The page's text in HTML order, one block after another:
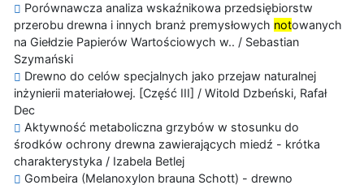
Porównawcza analiza wskaźnikowa przedsiębiorstw
przerobu drewna i innych branż premysłowych notowanych
na Giełdzie Papierów Wartościowych w.. / Sebastian
Szymański
Drewno do celów specjalnych jako przejaw naturalnej
inżynierii materiałowej. [Część III] / Witold Dzbeński, Rafał
Dec
Aktywność metaboliczna grzybów w stosunku do
środków ochrony drewna zawierających miedź - krótka
charakterystyka / Izabela Betlej
Gombeira (Melanoxylon brauna Schott) - drewno